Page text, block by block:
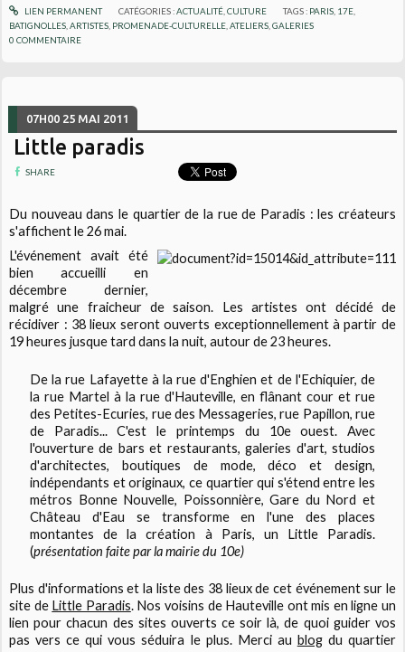
LIEN PERMANENT CATÉGORIES :ACTUALITÉ, CULTURE TAGS : PARIS 17E
BATIGNOLLES ,ARTISTES PROMENADE-CULTURELLE ,ATELIERS ,GALERIES
0 COMMENTAIRE
07H00 25 MAI 2011
Little paradis
SHARE
Du nouveau dans le quartier de la rue de Paradis : les créateurs
s'affichent le 26 mai.
L'événement avait été
bien accueilli en
décembre dernier,
malgré une fraicheur de saison. Les artistes ont décidé de
récidiver : 38 lieux seront ouverts exceptionnellement à partir de
19 heures jusque tard dans la nuit, autour de 23 heures.
De la rue Lafayette à la rue d'Enghien et de l'Echiquier, de
la rue Martel à la rue d'Hauteville, en flânant cour et rue
des Petites-Ecuries, rue des Messageries, rue Papillon, rue
de Paradis... C'est le printemps du 10e ouest. Avec
l'ouverture de bars et restaurants, galeries d'art, studios
d'architectes, boutiques de mode, déco et design,
indépendants et originaux, ce quartier qui s'étend entre les
métros Bonne Nouvelle, Poissonnière, Gare du Nord et
Château d'Eau se transforme en l'une des places
montantes de la création à Paris, un Little Paradis.
(présentation faite par la mairie du 10e)
Plus d'informations et la liste des 38 lieux de cet événement sur le
site de Little Paradis. Nos voisins de Hauteville ont mis en ligne un
lien pour chacun des sites ouverts ce soir là, de quoi guider vos
pas vers ce qui vous séduira le plus. Merci au blogdu quartier